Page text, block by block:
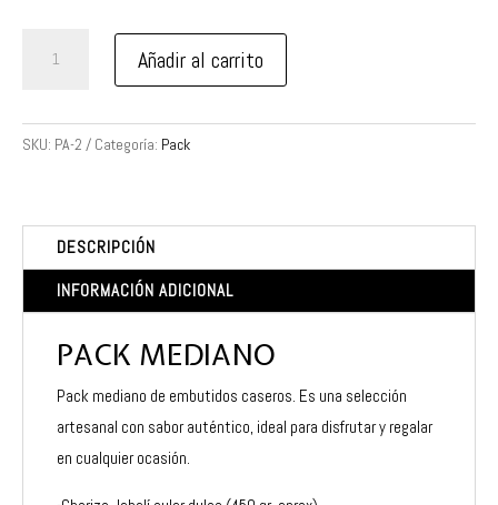
Mediano
Añadir al carrito
SKU: PA-2 Categoría: Pack
DESCRIPCIÓN
INFORMACIÓN ADICIONAL
PACK MEDIANO
Pack mediano de embutidos caseros. Es una selección
artesanal con sabor auténtico, ideal para disfrutar y regalar
en cualquier ocasión.